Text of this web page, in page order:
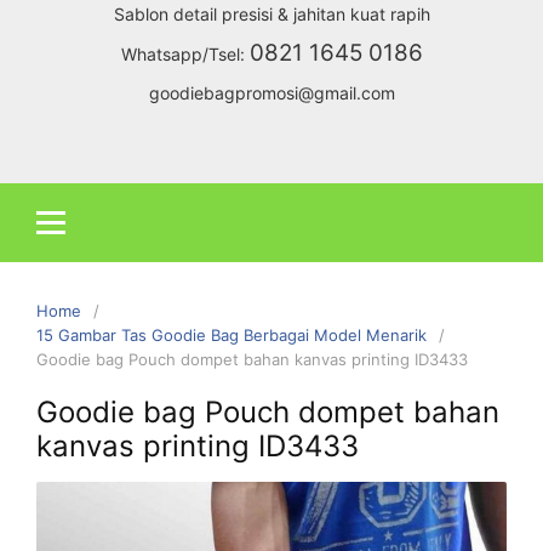
Sablon detail presisi & jahitan kuat rapih
Whatsapp/Tsel: 0821 1645 0186
goodiebagpromosi@gmail.com
Home
15 Gambar Tas Goodie Bag Berbagai Model Menarik
Goodie bag Pouch dompet bahan kanvas printing ID3433
Goodie bag Pouch dompet bahan
kanvas printing ID3433